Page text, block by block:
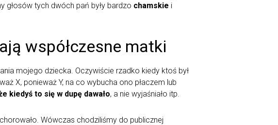
głosów tych dwóch pań były bardzo chamskie i
współczesne matki
mojego dziecka. Oczywiście rzadko kiedy ktoś był
X, ponieważ Y, na co wybucha ono płaczem lub
kiedyś to się w dupę dawało, a nie wyjaśniało itp.
Wówczas chodziliśmy do publicznej